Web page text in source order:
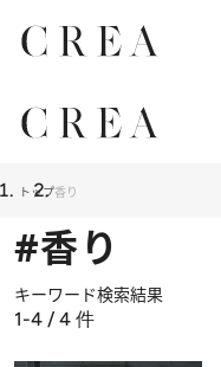
トップ香り
#香り
キーワード検索結果
1-4 / 4 件